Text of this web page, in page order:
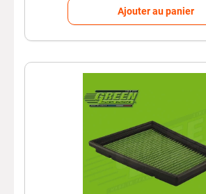
Ajouter au panier